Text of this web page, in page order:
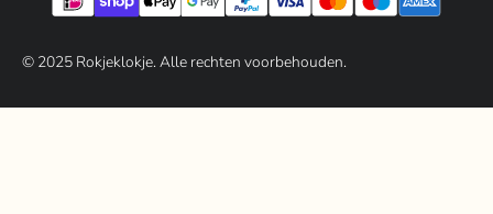
© 2025Rokjeklokje. Alle rechten voorbehouden.